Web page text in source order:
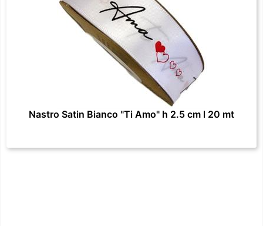
Nastro Satin Bianco "Ti Amo" h 2.5 cm l 20 mt